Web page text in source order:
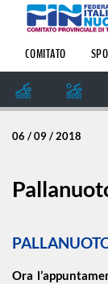
COMITATO
06 / 09 / 2018
Ora
degli
argomenti
notizie:
Amatoriale
Dalle Società
Formazione
Master
COMITATO
SETTORE
IMPIANTI
SPORTIVI
SPORTIVO